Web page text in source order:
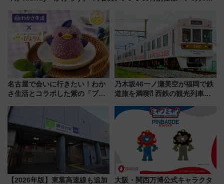
名古屋で会いに行きたい！わか
さ生活とコラボした紫の「ブル
売
乃木坂46一ノ瀬美空が福岡で鉄
道旅を満喫⁈ 西鉄の観光列車
CHIKUGO」で巡る福岡･太宰
府･柳川の旅！YouTubeが公開
【2026年版】東葉高速線も追加
大阪・関西万博公式キャラクタ